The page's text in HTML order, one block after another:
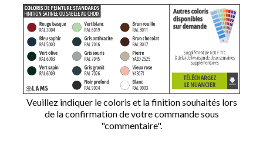
Veuillez indiquer le coloris et la finition souhaités lors
de la confirmation de votre commande sous
"commentaire".